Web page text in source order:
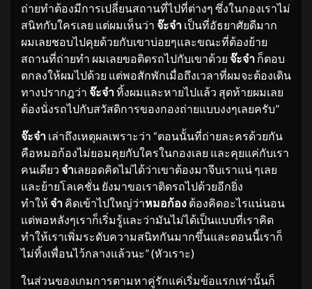
ถ่ายทำต้องมีการเปลี่ยนสถานที่ไปที่ต่างๆ ซึ่งในกองเราไม่
สนิทกับใครเลย แต่ผมเห็นว่า จ๊ะจ๋า เป็นที่อัธยาศัยดีมาก
ผมเลยชอบไปคุยด้วยกับเขาบ่อยๆและขณะที่ต้องย้าย
สถานที่ถ่ายทำ ผมเลยขอติดรถไปกับเขาด้วย จ๊ะจ๋า ก็ตอบ
ตกลงให้ผมไปด้วย แต่พอสักพักเมื่อถึงเวลาที่ผมจะต้องเดิน
ทางปรากฎว่า จ๊ะจ๋าทิ้งผมและหายไปแล้ว สุดท้ายผมเลย
ต้องนั่งรถไปกับสวัสดิการของกองถ่ายแบบงงๆเลยครับ”
จ๊ะจ๋า เล่าถึงเหตุผลเพราะว่า “ตอนนั้นที่ถ่ายละครด้วยกัน
คือหมอก้องไม่ยอมคุยกับใครในกองเลย และคุยแค่กับเรา
คนเดียว จ๋าเลยอดคิดไม่ได้ว่าเขาต้องมาจีบเราแน่ ๆเลย
และย้ายโลเคชั่น ยังมาขอเราติดรถไปด้วยอีกยิ่ง
ทำให้จ๋า คิดเข้าไปใหญ่ว่าหมอก้อง ต้องคิดอะไรแน่นอน
แต่พอหลังๆเราก็เริ่มรู้และว่ามันไม่ได้เป็นแบบที่เราคิด
ทำให้เราเพิ่มระดับความสนิทกันมากขึ้นและตอนนี้เราก็
ไม่ทิ้งเพื่อนไว้กลางแล้วนะ” (หัวเราะ)
ในส่วนของเกมการตามหาคู่รักแค่เริ่มข้อแรกเท่านั้นก็